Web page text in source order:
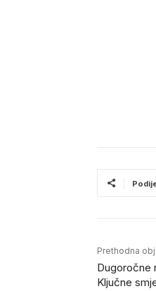
Prethodna
Dugoročne
Ključne